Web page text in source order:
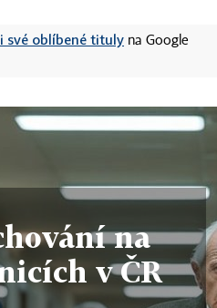
své oblíbené tituly na Google
na
v ČR